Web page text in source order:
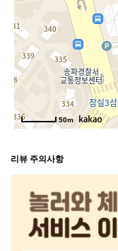
50m
리뷰 주의사항